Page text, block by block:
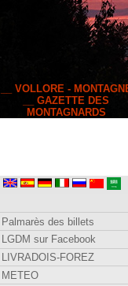
__ VOLLORE -
__ GAZETTE DES
MONTAGNARDS
Palmarès des billets
LGDM sur Facebook
LIVRADOIS-FOREZ
METEO